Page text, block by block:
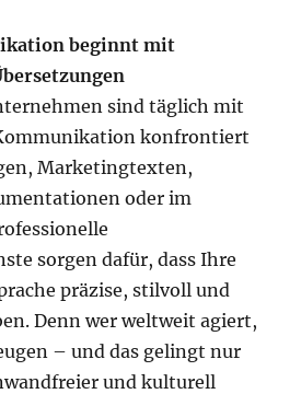
beginnt mit
sind täglich mit
konfrontiert
Marketingtexten,
oder im
sorgen dafür, dass Ihre
präzise, stilvoll und
Denn wer weltweit agiert,
– und das gelingt nur
und kulturell